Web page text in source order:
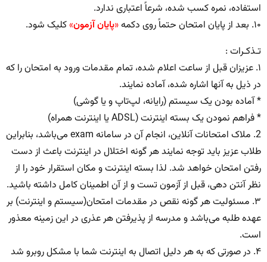
استفاده، نمره کسب شده، شرعاً اعتباری ندارد.
۱۰. بعد از پایان امتحان حتماً روی دکمه
«پایان آزمون»کلیک شود.
تـذکـرات :
۱. عزیزان قبل از ساعت اعلام شده، تمام مقدمات ورود به امتحان را که
در ذیل به آنها اشاره شده، آماده نمایند.
* آماده بودن یک سیستم (رایانه، لپ‌تاپ و یا گوشی)
* فراهم نمودن یک بسته اینترنت (ADSL یا اینترنت همراه)
2. ملاک امتحانات آنلاین، انجام آن در سامانه exam می‌باشد، بنابراین
طلاب عزیز باید توجه نمایند هر گونه اختلال در اینترنت باعث از دست
رفتن امتحان خواهد شد. لذا بسته اینترنت و مکان استقرار خود را از
نظر آنتن دهی، قبل از آزمون تست و از آن اطمینان کامل داشته باشید.
۳. مسئولیت هر گونه نقص در مقدمات امتحان(سیستم و اینترنت) بر
عهده طلبه می‌باشد و مدرسه از پذیرفتن هر عذری در این زمینه معذور
است.
۴. در صورتی که به هر دلیل اتصال به اینترنت شما با مشکل روبرو شد